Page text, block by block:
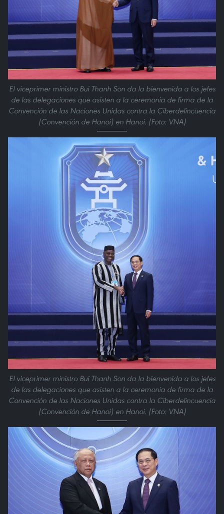
El viceprimer ministro Bui Thanh Son da la bienvenida a los jefes
de las delegaciones que asisten a la ceremonia de firma de la
Convención de las Naciones Unidas contra la Ciberdelincuencia
(Convención de Hanoi) en Hanoi. (Foto: VNA)
El viceprimer ministro Bui Thanh Son da la bienvenida a los jefes
de las delegaciones que asisten a la ceremonia de firma de la
Convención de las Naciones Unidas contra la Ciberdelincuencia
(Convención de Hanoi) en Hanoi. (Foto: VNA)